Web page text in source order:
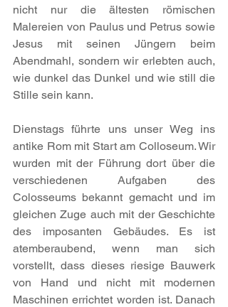
nicht nur die ältesten römischen
Malereien von Paulus und Petrus sowie
Jesus mit seinen Jüngern beim
Abendmahl, sondern wir erlebten auch,
wie dunkel das Dunkel und wie still die
Stille sein kann.
Dienstags führte uns unser Weg ins
antike Rom mit Start am Colloseum. Wir
wurden mit der Führung dort über die
verschiedenen Aufgaben des
Colosseums bekannt gemacht und im
gleichen Zuge auch mit der Geschichte
des imposanten Gebäudes. Es ist
atemberaubend, wenn man sich
vorstellt, dass dieses riesige Bauwerk
von Hand und nicht mit modernen
Maschinen errichtet worden ist. Danach